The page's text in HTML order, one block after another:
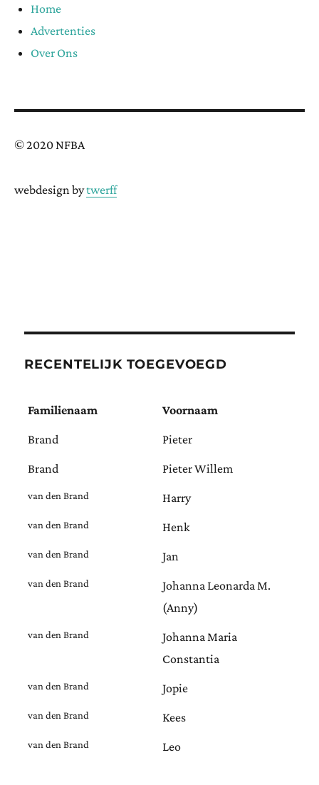
Home
Advertenties
Over Ons
© 2020 NFBA
webdesign bytwerff
RECENTELIJK TOEGEVOEGD
Familienaam Voornaam
Brand Pieter
Brand Pieter Willem
van den Brand Harry
van den Brand Henk
van den Brand Jan
van den Brand
Johanna Leonarda M.
(Anny)
van den Brand
Johanna Maria
Constantia
van den Brand Jopie
van den Brand Kees
van den Brand Leo